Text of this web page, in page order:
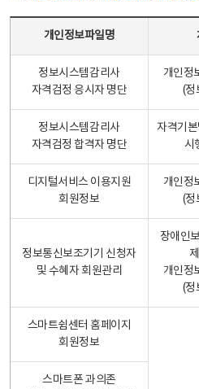
개인정보파일명
정보시스템감리사
자격검정 응시자 명단
개인정
(정
정보시스템감리사
자격검정 합격자 명단
자격기
시
디지털서비스 이용지원
회원정보
개인정
(정
정보통신보조기기 신청자
및 수혜자 회원관리
장애인
개인정
(정
스마트쉼센터 홈페이지
회원정보
스마트폰 과의존